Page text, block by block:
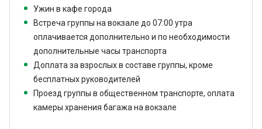
Ужин в кафе города
Встреча группы на вокзале до 07:00 утра
оплачивается дополнительно и по необходимости
дополнительные часы транспорта
Доплата за взрослых в составе группы, кроме
бесплатных руководителей
Проезд группы в общественном транспорте, оплата
камеры хранения багажа на вокзале